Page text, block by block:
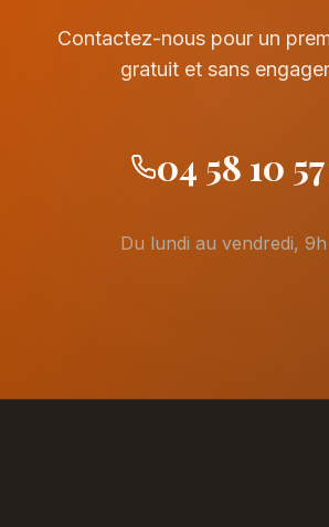
Contactez-nous pour un
gratuit et sans
04 58 10
Du lundi au vendredi,